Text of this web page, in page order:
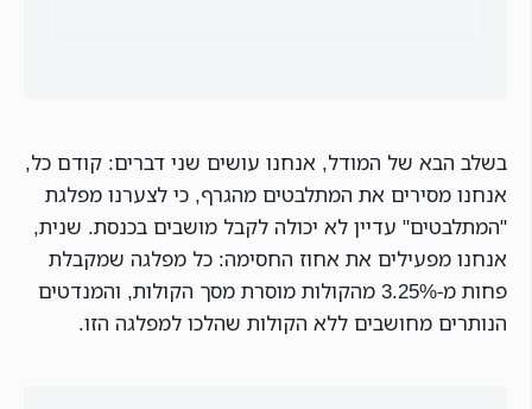
בשלב הבא של המודל, אנחנו עושים שני דברים: קודם כל,
אנחנו מסירים את המתלבטים מהגרף, כי לצערנו מפלגת
"המתלבטים" עדיין לא יכולה לקבל מושבים בכנסת. שנית,
אנחנו מפעילים את אחוז החסימה: כל מפלגה שמקבלת
פחות מ-3.25% מהקולות מוסרת מסך הקולות, והמנדטים
הנותרים מחושבים ללא הקולות שהלכו למפלגה הזו.